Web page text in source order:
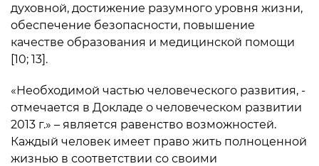
духовной, достижение разумного уровня жизни,
обеспечение безопасности, повышение
качестве образования и медицинской помощи
[10; 13].
«Необходимой частью человеческого развития, ­-
отмечается в Докладе о человеческом развитии
2013 г.» – является равенство возможностей.
Каждый человек имеет право жить полноценной
жизнью в соответствии со своими